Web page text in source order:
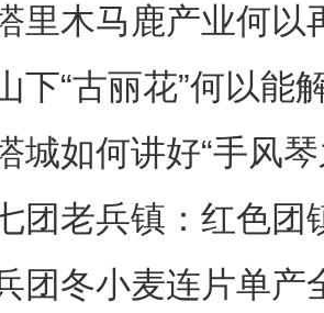
新疆阿拉尔：文旅融合
里木马鹿产业何以
下“古丽花”何以能
城如何讲好“手风
团老兵镇：红色团
团冬小麦连片单产